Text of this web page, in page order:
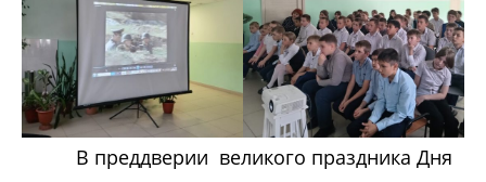
В преддверии великого праздника Дня